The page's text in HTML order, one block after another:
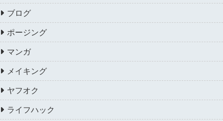
ブログ
ポージング
マンガ
メイキング
ヤフオク
ライフハック